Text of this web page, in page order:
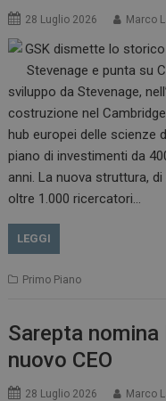
28 Luglio 2026 Marco
sviluppo da Stevenage,
costruzione nel
hub europei delle scienze
piano di investimenti da
anni. La nuova struttura,
oltre 1.000 ricercatori…
LEGGI
Primo Piano
Sarepta
nuovo CEO
28 Luglio 2026 Marco